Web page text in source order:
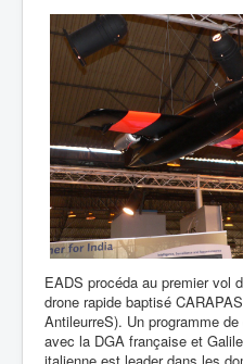
EADS procéda au premier vol
drone rapide baptisé CARAPAS
AntileurreS). Un programme
avec la DGA française et